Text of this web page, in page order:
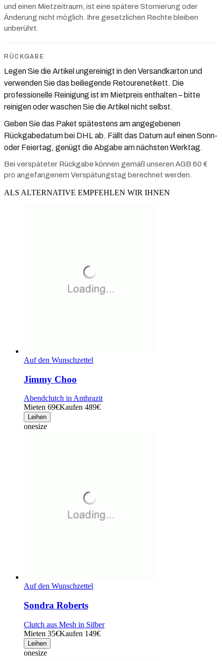
und einen Mietzeitraum, ist eine spätere Stornierung oder
Änderung nicht möglich. Ihre gesetzlichen Rechte bleiben
unberührt.
RÜCKGABE
Legen Sie die Artikel ungereinigt in den Versandkarton und
verwenden Sie das beiliegende Retourenetikett. Die
professionelle Reinigung ist im Mietpreis enthalten – bitte
reinigen oder waschen Sie die Artikel nicht selbst.
Geben Sie das Paket spätestens am angegebenen
Rückgabedatum bei DHL ab. Fällt das Datum auf einen Sonn-
oder Feiertag, genügt die Abgabe am nächsten Werktag.
Bei verspäteter Rückgabe können gemäß unseren AGB 60 €
pro angefangenem Verspätungstag berechnet werden.
ALS ALTERNATIVE EMPFEHLEN WIR IHNEN
Auf den Wunschzettel
Jimmy Choo
Abendclutch in Anthrazit
Mieten 69€Kaufen 489€
Leihen
onesize
Auf den Wunschzettel
Sondra Roberts
Clutch aus Mesh in Silber
Mieten 35€Kaufen 149€
Leihen
onesize